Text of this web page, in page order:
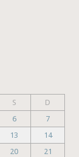
S
D
6
7
13
14
20
21